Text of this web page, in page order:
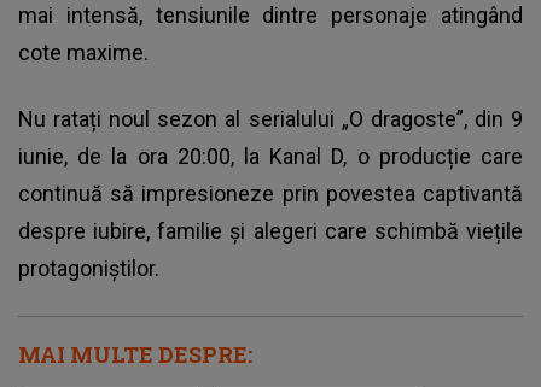
mai intensă, tensiunile dintre personaje atingând
cote maxime.
Nu ratați noul sezon al serialului „O dragoste”, din 9
iunie, de la ora 20:00, la Kanal D, o producție care
continuă să impresioneze prin povestea captivantă
despre iubire, familie și alegeri care schimbă viețile
protagoniştilor.
MAI MULTE DESPRE: